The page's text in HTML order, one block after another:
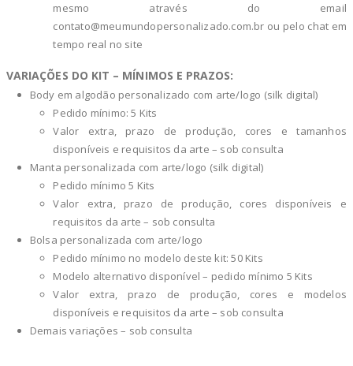
mesmo através do email
contato@meumundopersonalizado.com.br ou pelo chat em
tempo real no site
VARIAÇÕES DO KIT – MÍNIMOS E PRAZOS:
Body em algodão personalizado com arte/logo (silk digital)
Pedido mínimo: 5 Kits
Valor extra, prazo de produção, cores e tamanhos
disponíveis e requisitos da arte – sob consulta
Manta personalizada com arte/logo (silk digital)
Pedido mínimo 5 Kits
Valor extra, prazo de produção, cores disponíveis e
requisitos da arte – sob consulta
Bolsa personalizada com arte/logo
Pedido mínimo no modelo deste kit: 50 Kits
Modelo alternativo disponível – pedido mínimo 5 Kits
Valor extra, prazo de produção, cores e modelos
disponíveis e requisitos da arte – sob consulta
Demais variações – sob consulta